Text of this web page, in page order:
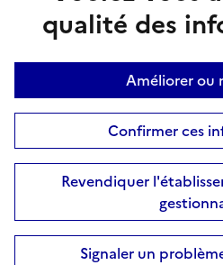
qualité des
Améliorer ou
Confirmer ces
Revendiquer
Signaler un